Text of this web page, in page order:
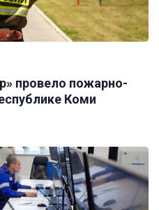
провело пожарно-
Коми